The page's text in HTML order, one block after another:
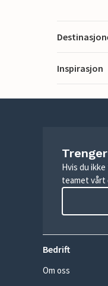
Inspirasjon
Hvis du
teamet vårt
Bedrift
Om oss